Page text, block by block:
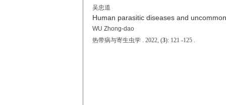
吴忠道
Human parasitic diseases and
WU Zhong-dao
热带病与寄生虫学 . 2022, (3): 121 -125 .